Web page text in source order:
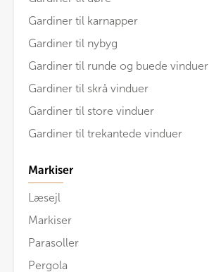
Gardiner til karnapper
Gardiner til nybyg
Gardiner til runde og buede vinduer
Gardiner til skrå vinduer
Gardiner til store vinduer
Gardiner til trekantede vinduer
Markiser
Læsejl
Markiser
Parasoller
Pergola